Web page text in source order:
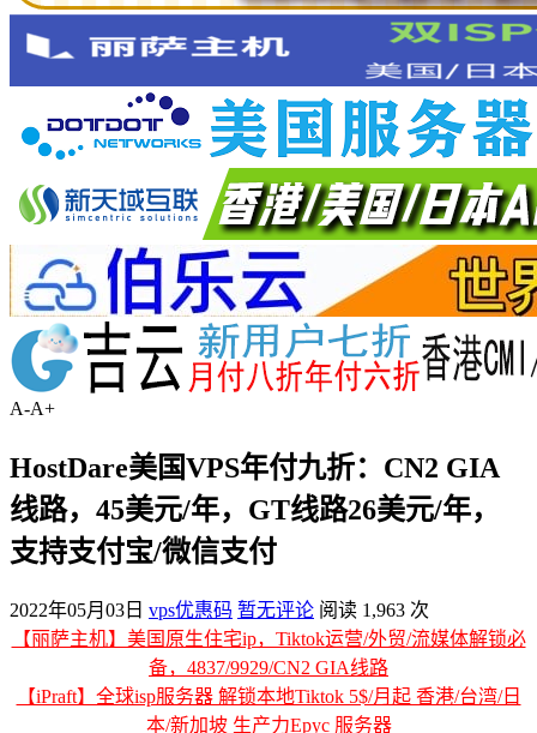
A-A+
HostDare美国VPS年付九折：CN2 GIA
线路，45美元/年，GT线路26美元/年，
支持支付宝/微信支付
2022年05月03日 vps优惠码 暂无评论 阅读 1,963 次
【丽萨主机】美国原生住宅ip，Tiktok运营/外贸/流媒体解锁必
备，4837/9929/CN2 GIA线路
【iPraft】全球isp服务器 解锁本地Tiktok 5$/月起 香港/台湾/日
本/新加坡 生产力Epyc 服务器